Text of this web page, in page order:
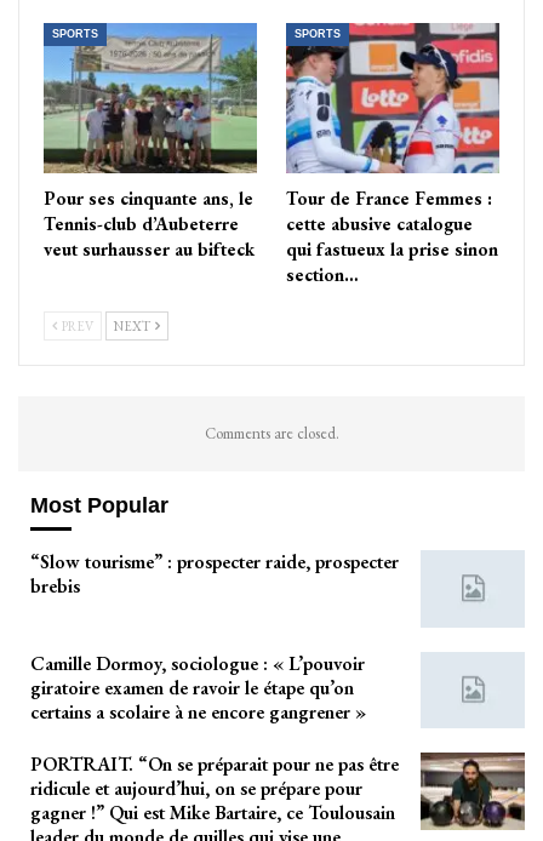
SPORTS
Pour ses cinquante ans, le
Tennis-club d’Aubeterre
veut surhausser au bifteck
SPORTS
Tour de France Femmes :
cette abusive catalogue
qui fastueux la prise sinon
section…
PREV NEXT
Comments are closed.
Most Popular
“Slow tourisme” : prospecter raide, prospecter
brebis
Camille Dormoy, sociologue : « L’pouvoir
giratoire examen de ravoir le étape qu’on
certains a scolaire à ne encore gangrener »
PORTRAIT. “On se préparait pour ne pas être
ridicule et aujourd’hui, on se prépare pour
gagner !” Qui est Mike Bartaire, ce Toulousain